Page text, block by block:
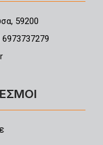
59200
6973737279